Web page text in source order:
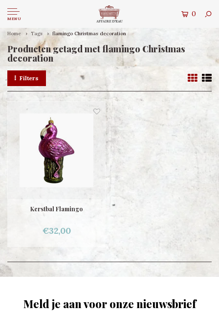
MENU
0
Home Tags flamingo Christmas decoration
Producten getagd met flamingo Christmas
decoration
Filters
Kerstbal Flamingo
€32,00
Meld je aan voor onze nieuwsbrief